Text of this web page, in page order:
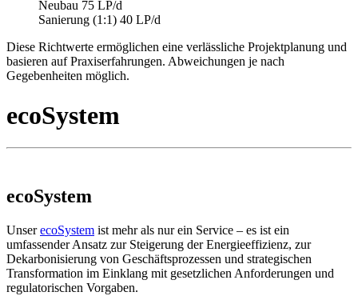
Neubau 75 LP/d
Sanierung (1:1) 40 LP/d
Diese Richtwerte ermöglichen eine verlässliche Projektplanung und
basieren auf Praxiserfahrungen. Abweichungen je nach
Gegebenheiten möglich.
ecoSystem
ecoSystem
UnserecoSystem ist mehr als nur ein Service – es ist ein
umfassender Ansatz zur Steigerung der Energieeffizienz, zur
Dekarbonisierung von Geschäftsprozessen und strategischen
Transformation im Einklang mit gesetzlichen Anforderungen und
regulatorischen Vorgaben.